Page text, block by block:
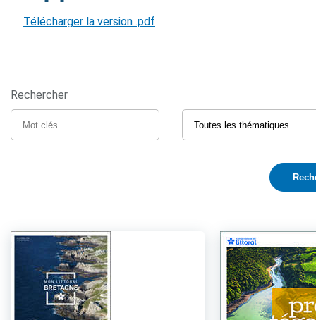
Télécharger la version .pdf
Rechercher